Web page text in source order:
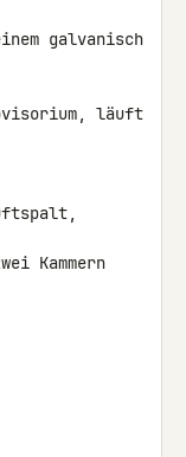
galvanisch
läuft
Kammern